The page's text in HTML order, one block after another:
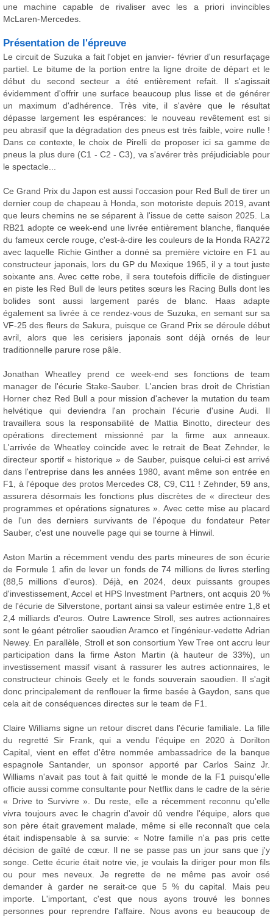
une machine capable de rivaliser avec les a priori invincibles
McLaren-Mercedes.
Présentation de l'épreuve
Le circuit de Suzuka a fait l'objet en janvier- février d'un resurfaçage
partiel. Le bitume de la portion entre la ligne droite de départ et le
début du second secteur a été entièrement refait. Il s'agissait
évidemment d'offrir une surface beaucoup plus lisse et de générer
un maximum d'adhérence. Très vite, il s'avère que le résultat
dépasse largement les espérances: le nouveau revêtement est si
peu abrasif que la dégradation des pneus est très faible, voire nulle !
Dans ce contexte, le choix de Pirelli de proposer ici sa gamme de
pneus la plus dure (C1 - C2 - C3), va s'avérer très préjudiciable pour
le spectacle...
Ce Grand Prix du Japon est aussi l'occasion pour Red Bull de tirer un
dernier coup de chapeau à Honda, son motoriste depuis 2019, avant
que leurs chemins ne se séparent à l'issue de cette saison 2025. La
RB21 adopte ce week-end une livrée entièrement blanche, flanquée
du fameux cercle rouge, c'est-à-dire les couleurs de la Honda RA272
avec laquelle Richie Ginther a donné sa première victoire en F1 au
constructeur japonais, lors du GP du Mexique 1965, il y a tout juste
soixante ans. Avec cette robe, il sera toutefois difficile de distinguer
en piste les Red Bull de leurs petites sœurs les Racing Bulls dont les
bolides sont aussi largement parés de blanc. Haas adapte
également sa livrée à ce rendez-vous de Suzuka, en semant sur sa
VF-25 des fleurs de Sakura, puisque ce Grand Prix se déroule début
avril, alors que les cerisiers japonais sont déjà ornés de leur
traditionnelle parure rose pâle.
Jonathan Wheatley prend ce week-end ses fonctions de team
manager de l'écurie Stake-Sauber. L'ancien bras droit de Christian
Horner chez Red Bull a pour mission d'achever la mutation du team
helvétique qui deviendra l'an prochain l'écurie d'usine Audi. Il
travaillera sous la responsabilité de Mattia Binotto, directeur des
opérations directement missionné par la firme aux anneaux.
L'arrivée de Wheatley coïncide avec le retrait de Beat Zehnder, le
directeur sportif « historique » de Sauber, puisque celui-ci est arrivé
dans l'entreprise dans les années 1980, avant même son entrée en
F1, à l'époque des protos Mercedes C8, C9, C11 ! Zehnder, 59 ans,
assurera désormais les fonctions plus discrètes de « directeur des
programmes et opérations signatures ». Avec cette mise au placard
de l'un des derniers survivants de l'époque du fondateur Peter
Sauber, c'est une nouvelle page qui se tourne à Hinwil.
Aston Martin a récemment vendu des parts mineures de son écurie
de Formule 1 afin de lever un fonds de 74 millions de livres sterling
(88,5 millions d'euros). Déjà, en 2024, deux puissants groupes
d'investissement, Accel et HPS Investment Partners, ont acquis 20 %
de l'écurie de Silverstone, portant ainsi sa valeur estimée entre 1,8 et
2,4 milliards d'euros. Outre Lawrence Stroll, ses autres actionnaires
sont le géant pétrolier saoudien Aramco et l'ingénieur-vedette Adrian
Newey. En parallèle, Stroll et son consortium Yew Tree ont accru leur
participation dans la firme Aston Martin (à hauteur de 33%), un
investissement massif visant à rassurer les autres actionnaires, le
constructeur chinois Geely et le fonds souverain saoudien. Il s'agit
donc principalement de renflouer la firme basée à Gaydon, sans que
cela ait de conséquences directes sur le team de F1.
Claire Williams signe un retour discret dans l'écurie familiale. La fille
du regretté Sir Frank, qui a vendu l'équipe en 2020 à Dorilton
Capital, vient en effet d'être nommée ambassadrice de la banque
espagnole Santander, un sponsor apporté par Carlos Sainz Jr.
Williams n'avait pas tout à fait quitté le monde de la F1 puisqu'elle
officie aussi comme consultante pour Netflix dans le cadre de la série
« Drive to Survivre ». Du reste, elle a récemment reconnu qu'elle
vivra toujours avec le chagrin d'avoir dû vendre l'équipe, alors que
son père était gravement malade, même si elle reconnaît que cela
était indispensable à sa survie: « Notre famille n'a pas pris cette
décision de gaîté de cœur. Il ne se passe pas un jour sans que j'y
songe. Cette écurie était notre vie, je voulais la diriger pour mon fils
ou pour mes neveux. Je regrette de ne même pas avoir osé
demander à garder ne serait-ce que 5 % du capital. Mais peu
importe. L'important, c'est que nous ayons trouvé les bonnes
personnes pour reprendre l'affaire. Nous avons eu beaucoup de